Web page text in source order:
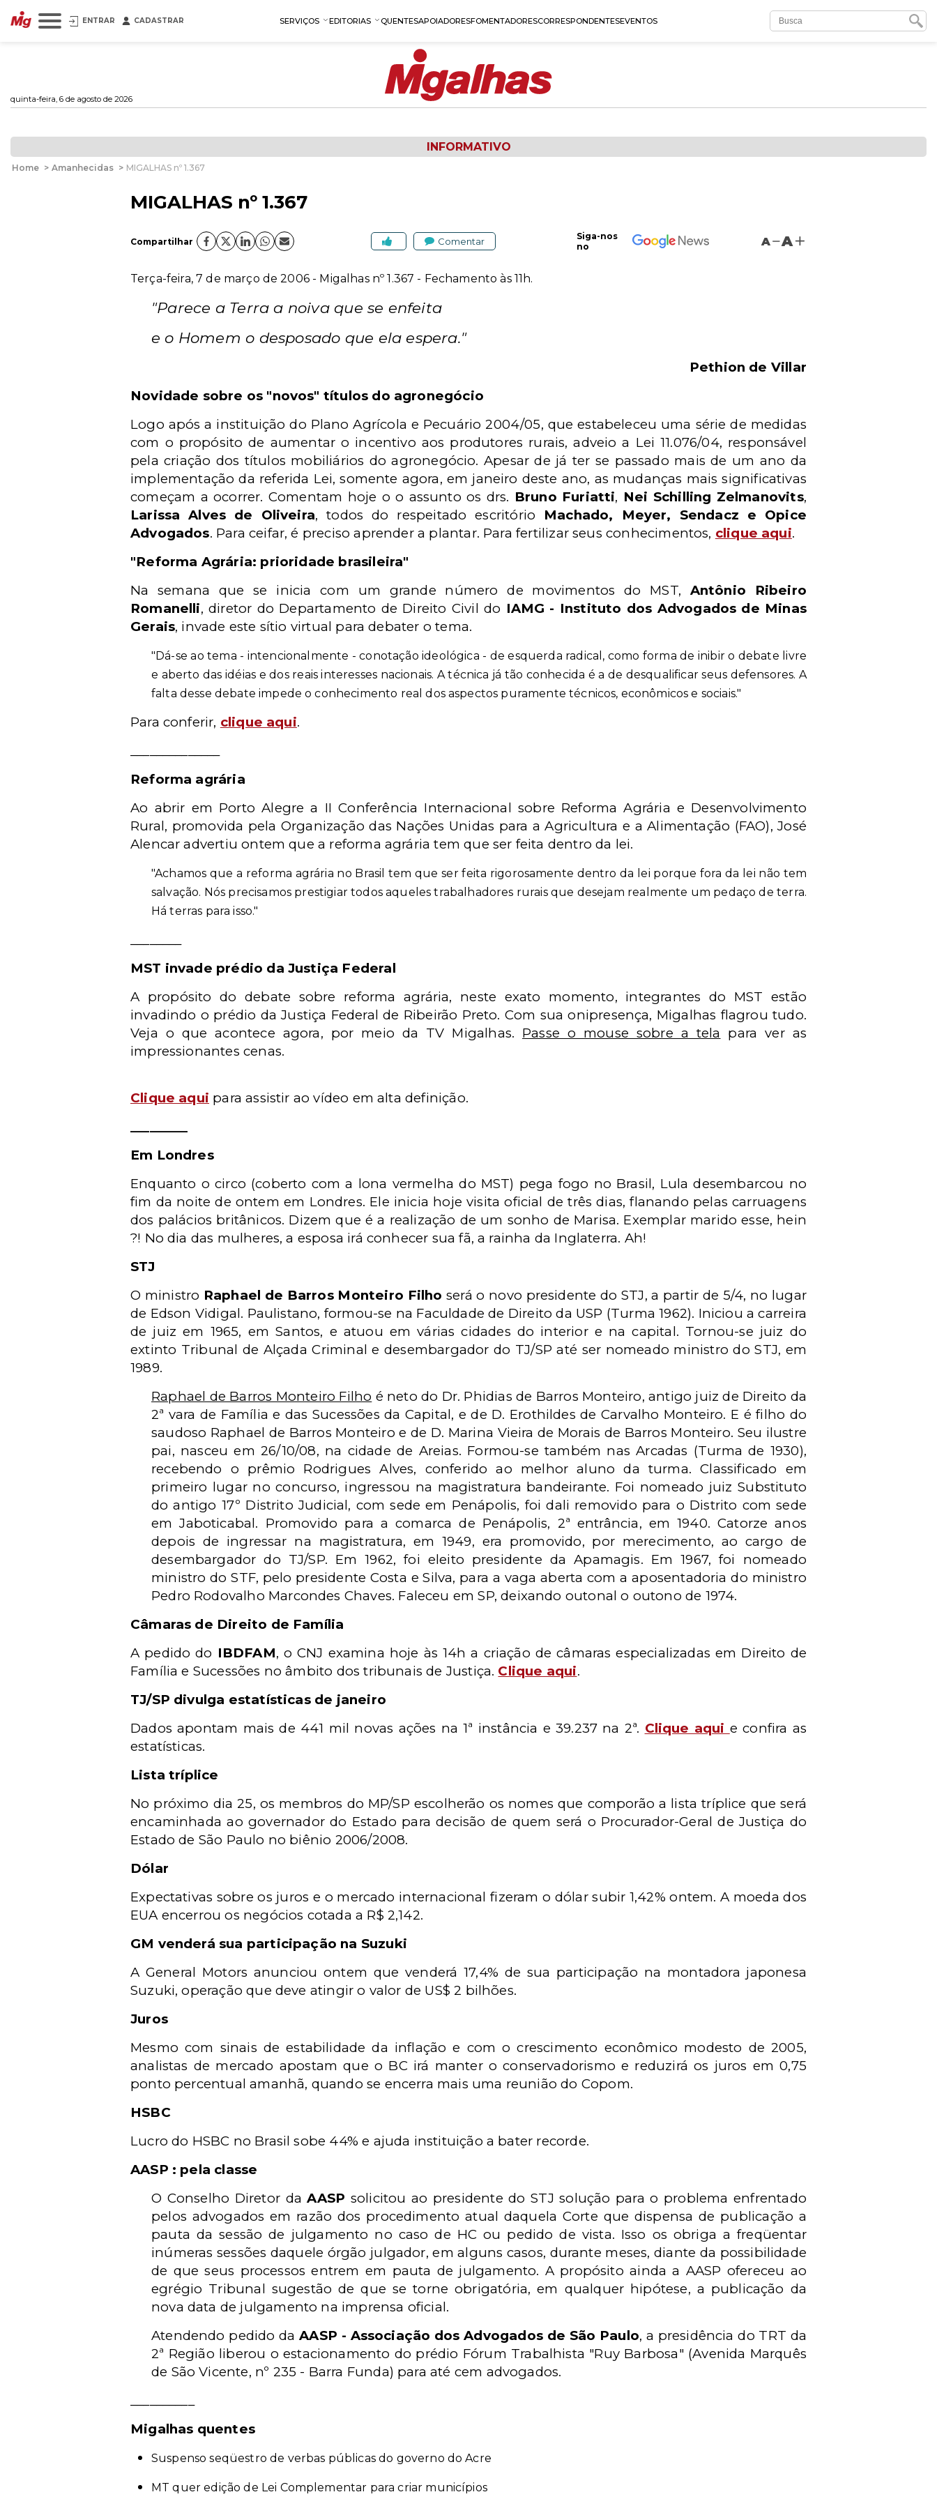
ENTRAR CADASTRAR SERVIÇOS EDITORIAS QUENTESAPOIADORESFOMENTADORESCORRESPONDENTESEVENTOS
quinta-feira, 6 de agosto de 2026
INFORMATIVO
Home > Amanhecidas > MIGALHAS nº 1.367
MIGALHAS nº 1.367
Compartilhar Comentar
Siga-nos
no
A A
Terça-feira, 7 de março de 2006 - Migalhas nº 1.367 - Fechamento às 11h.
"Parece a Terra a noiva que se enfeita
e o Homem o desposado que ela espera."
Pethion de Villar
Novidade sobre os "novos" títulos do agronegócio
Logo após a instituição do Plano Agrícola e Pecuário 2004/05, que estabeleceu uma série de medidas
com o propósito de aumentar o incentivo aos produtores rurais, adveio a Lei 11.076/04, responsável
pela criação dos títulos mobiliários do agronegócio. Apesar de já ter se passado mais de um ano da
implementação da referida Lei, somente agora, em janeiro deste ano, as mudanças mais significativas
começam a ocorrer. Comentam hoje o o assunto os drs. Bruno Furiatti, Nei Schilling Zelmanovits,
Larissa Alves de Oliveira, todos do respeitado escritório Machado, Meyer, Sendacz e Opice
Advogados. Para ceifar, é preciso aprender a plantar. Para fertilizar seus conhecimentos, clique aqui.
"Reforma Agrária: prioridade brasileira"
Na semana que se inicia com um grande número de movimentos do MST, Antônio Ribeiro
Romanelli, diretor do Departamento de Direito Civil do IAMG - Instituto dos Advogados de Minas
Gerais, invade este sítio virtual para debater o tema.
"Dá-se ao tema - intencionalmente - conotação ideológica - de esquerda radical, como forma de inibir o debate livre
e aberto das idéias e dos reais interesses nacionais. A técnica já tão conhecida é a de desqualificar seus defensores. A
falta desse debate impede o conhecimento real dos aspectos puramente técnicos, econômicos e sociais."
Para conferir, clique aqui.
Reforma agrária
Ao abrir em Porto Alegre a II Conferência Internacional sobre Reforma Agrária e Desenvolvimento
Rural, promovida pela Organização das Nações Unidas para a Agricultura e a Alimentação (FAO), José
Alencar advertiu ontem que a reforma agrária tem que ser feita dentro da lei.
"Achamos que a reforma agrária no Brasil tem que ser feita rigorosamente dentro da lei porque fora da lei não tem
salvação. Nós precisamos prestigiar todos aqueles trabalhadores rurais que desejam realmente um pedaço de terra.
Há terras para isso."
MST invade prédio da Justiça Federal
A propósito do debate sobre reforma agrária, neste exato momento, integrantes do MST estão
invadindo o prédio da Justiça Federal de Ribeirão Preto. Com sua onipresença, Migalhas flagrou tudo.
Veja o que acontece agora, por meio da TV Migalhas. Passe o mouse sobre a tela
para ver as
impressionantes cenas.
Clique aqui para assistir ao vídeo em alta definição.
Em Londres
Enquanto o circo (coberto com a lona vermelha do MST) pega fogo no Brasil, Lula desembarcou no
fim da noite de ontem em Londres. Ele inicia hoje visita oficial de três dias, flanando pelas carruagens
dos palácios britânicos. Dizem que é a realização de um sonho de Marisa. Exemplar marido esse, hein
?! No dia das mulheres, a esposa irá conhecer sua fã, a rainha da Inglaterra. Ah!
STJ
O ministro Raphael de Barros Monteiro Filho será o novo presidente do STJ, a partir de 5/4, no lugar
de Edson Vidigal. Paulistano, formou-se na Faculdade de Direito da USP (Turma 1962). Iniciou a carreira
de juiz em 1965, em Santos, e atuou em várias cidades do interior e na capital. Tornou-se juiz do
extinto Tribunal de Alçada Criminal e desembargador do TJ/SP até ser nomeado ministro do STJ, em
1989.
Raphael de Barros Monteiro Filho é neto do Dr. Phidias de Barros Monteiro, antigo juiz de Direito da
2ª vara de Família e das Sucessões da Capital, e de D. Erothildes de Carvalho Monteiro. E é filho do
saudoso Raphael de Barros Monteiro e de D. Marina Vieira de Morais de Barros Monteiro. Seu ilustre
pai, nasceu em 26/10/08, na cidade de Areias. Formou-se também nas Arcadas (Turma de 1930),
recebendo o prêmio Rodrigues Alves, conferido ao melhor aluno da turma. Classificado em
primeiro lugar no concurso, ingressou na magistratura bandeirante. Foi nomeado juiz Substituto
do antigo 17º Distrito Judicial, com sede em Penápolis, foi dali removido para o Distrito com sede
em Jaboticabal. Promovido para a comarca de Penápolis, 2ª entrância, em 1940. Catorze anos
depois de ingressar na magistratura, em 1949, era promovido, por merecimento, ao cargo de
desembargador do TJ/SP. Em 1962, foi eleito presidente da Apamagis. Em 1967, foi nomeado
ministro do STF, pelo presidente Costa e Silva, para a vaga aberta com a aposentadoria do ministro
Pedro Rodovalho Marcondes Chaves. Faleceu em SP, deixando outonal o outono de 1974.
Câmaras de Direito de Família
A pedido do IBDFAM, o CNJ examina hoje às 14h a criação de câmaras especializadas em Direito de
Família e Sucessões no âmbito dos tribunais de Justiça. Clique aqui.
TJ/SP divulga estatísticas de janeiro
Dados apontam mais de 441 mil novas ações na 1ª instância e 39.237 na 2ª. Clique aqui e confira as
estatísticas.
Lista tríplice
No próximo dia 25, os membros do MP/SP escolherão os nomes que comporão a lista tríplice que será
encaminhada ao governador do Estado para decisão de quem será o Procurador-Geral de Justiça do
Estado de São Paulo no biênio 2006/2008.
Dólar
Expectativas sobre os juros e o mercado internacional fizeram o dólar subir 1,42% ontem. A moeda dos
EUA encerrou os negócios cotada a R$ 2,142.
GM venderá sua participação na Suzuki
A General Motors anunciou ontem que venderá 17,4% de sua participação na montadora japonesa
Suzuki, operação que deve atingir o valor de US$ 2 bilhões.
Juros
Mesmo com sinais de estabilidade da inflação e com o crescimento econômico modesto de 2005,
analistas de mercado apostam que o BC irá manter o conservadorismo e reduzirá os juros em 0,75
ponto percentual amanhã, quando se encerra mais uma reunião do Copom.
HSBC
Lucro do HSBC no Brasil sobe 44% e ajuda instituição a bater recorde.
AASP : pela classe
O Conselho Diretor daAASP solicitou ao presidente do STJ solução para o problema enfrentado
pelos advogados em razão dos procedimento atual daquela Corte que dispensa de publicação a
pauta da sessão de julgamento no caso de HC ou pedido de vista. Isso os obriga a freqüentar
inúmeras sessões daquele órgão julgador, em alguns casos, durante meses, diante da possibilidade
de que seus processos entrem em pauta de julgamento. A propósito ainda a AASP ofereceu ao
egrégio Tribunal sugestão de que se torne obrigatória, em qualquer hipótese, a publicação da
nova data de julgamento na imprensa oficial.
Atendendo pedido daAASP - Associação dos Advogados de São Paulo, a presidência do TRT da
2ª Região liberou o estacionamento do prédio Fórum Trabalhista "Ruy Barbosa" (Avenida Marquês
de São Vicente, nº 235 - Barra Funda) para até cem advogados.
Migalhas quentes
Suspenso seqüestro de verbas públicas do governo do Acre
MT quer edição de Lei Complementar para criar municípios